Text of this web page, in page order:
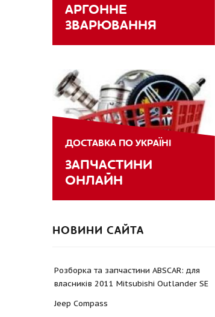
АРГОННЕ
ЗВАРЮВАННЯ
ДОСТАВКА ПО УКРАЇНІ
ЗАПЧАСТИНИ
ОНЛАЙН
НОВИНИ САЙТА
Розборка та запчастини ABSCAR: для
власників 2011 Mitsubishi Outlander SE
Jeep Compass